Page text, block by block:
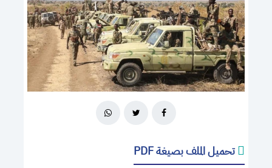
تحميل الملف بصيغة PDF